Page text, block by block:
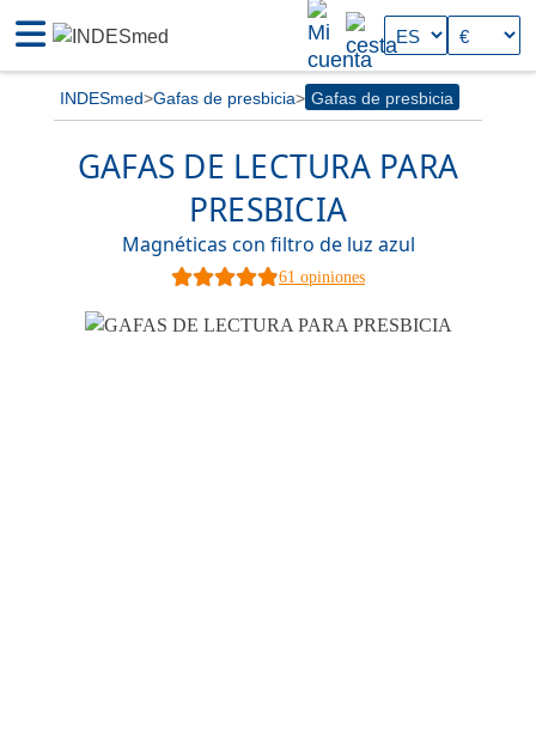
INDESmed Gafas de presbicia Gafas de presbicia
GAFAS DE LECTURA PARA
PRESBICIA
Magnéticas con filtro de luz azul
61 opiniones